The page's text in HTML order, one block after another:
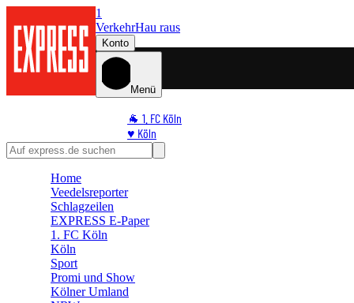
1
VerkehrHau raus
Konto
Menü
🐐 1. FC Köln
♥️ Köln
⭐ Promi
🛒 Shoppingwelt
Home
Veedelsreporter
Schlagzeilen
EXPRESS E-Paper
1. FC Köln
Köln
Sport
Promi und Show
Kölner Umland